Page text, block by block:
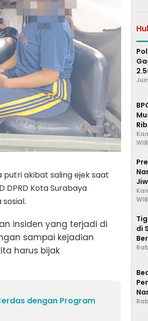
akibat saling ejek saat
DPRD Kota Surabaya
insiden yang terjadi di
sampai kejadian
harus bijak
dengan Program
di
WIB
WIB
di